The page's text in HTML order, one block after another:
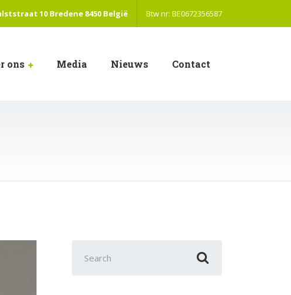
10 Bredene 8450 België Btw nr: BE0672356587
ons Media Nieuws Contact
for: